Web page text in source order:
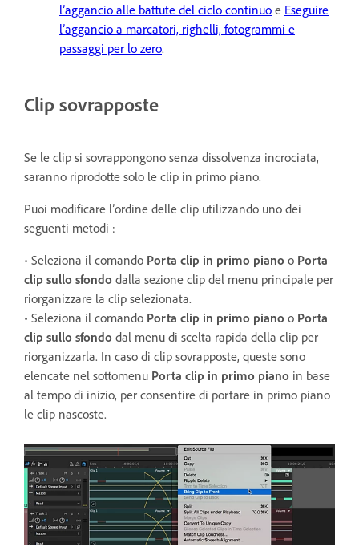
l’aggancio alle battute del ciclo continuo e Eseguire
l’aggancio a marcatori, righelli, fotogrammi e
passaggi per lo zero.
Clip sovrapposte
Se le clip si sovrappongono senza dissolvenza incrociata,
saranno riprodotte solo le clip in primo piano.
Puoi modificare l’ordine delle clip utilizzando uno dei
seguenti metodi :
• Seleziona il comando Porta clip in primo piano o Porta
clip sullo sfondo dalla sezione clip del menu principale per
riorganizzare la clip selezionata.
• Seleziona il comando Porta clip in primo piano o Porta
clip sullo sfondo dal menu di scelta rapida della clip per
riorganizzarla. In caso di clip sovrapposte, queste sono
elencate nel sottomenu Porta clip in primo piano in base
al tempo di inizio, per consentire di portare in primo piano
le clip nascoste.